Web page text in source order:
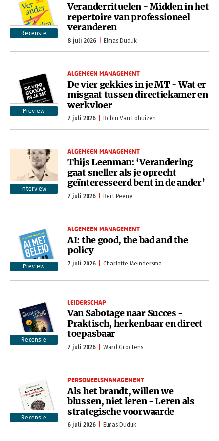
Recensie
Veranderrituelen - Midden in het
repertoire van professioneel
veranderen
8 juli 2026 Elmas Duduk
Preview
ALGEMEEN MANAGEMENT
De vier gekkies in je MT - Wat er
misgaat tussen directiekamer en
werkvloer
7 juli 2026 Robin Van Lohuizen
Interview
ALGEMEEN MANAGEMENT
Thijs Leenman: ‘Verandering
gaat sneller als je oprecht
geïnteresseerd bent in de ander’
7 juli 2026 Bert Peene
Preview
ALGEMEEN MANAGEMENT
AI: the good, the bad and the
policy
7 juli 2026 Charlotte Meindersma
Recensie
LEIDERSCHAP
Van Sabotage naar Succes -
Praktisch, herkenbaar en direct
toepasbaar
7 juli 2026 Ward Grootens
Recensie
PERSONEELSMANAGEMENT
Als het brandt, willen we
blussen, niet leren - Leren als
strategische voorwaarde
6 juli 2026 Elmas Duduk